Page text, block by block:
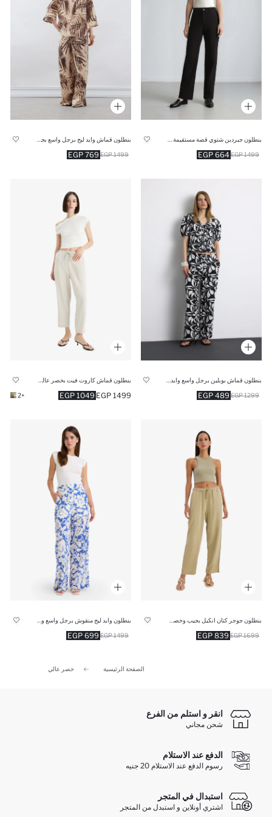
664 EGP 1499 EGP
769 EGP 1499 EGP
489 EGP 1299 EGP
1049 EGP 1499 EGP
+2
839 EGP 1699 EGP
699 EGP 1499 EGP
الصفحة الرئيسية خصر عالي
انقر و استلم من الفرع
شحن مجاني
الدفع عند الاستلام
رسوم الدفع عند الاستلام 20 جنيه
استبدال في المتجر
اشتري أونلاين و استبدل من المتجر